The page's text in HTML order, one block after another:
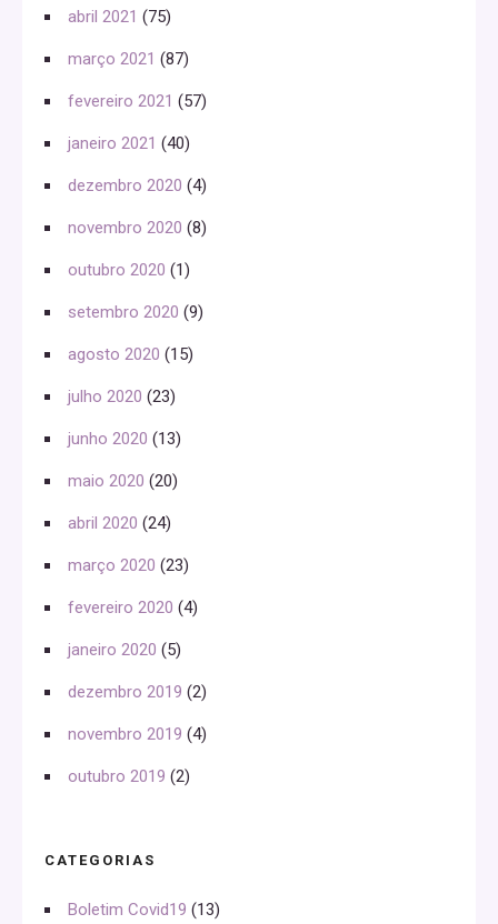
abril 2021 (75)
março 2021 (87)
fevereiro 2021 (57)
janeiro 2021 (40)
dezembro 2020 (4)
novembro 2020 (8)
outubro 2020 (1)
setembro 2020 (9)
agosto 2020 (15)
julho 2020 (23)
junho 2020 (13)
maio 2020 (20)
abril 2020 (24)
março 2020 (23)
fevereiro 2020 (4)
janeiro 2020 (5)
dezembro 2019 (2)
novembro 2019 (4)
outubro 2019 (2)
CATEGORIAS
Boletim Covid19 (13)